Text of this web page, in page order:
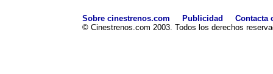
Sobre cinestrenos.com Publicidad
Contacta
© Cinestrenos.com 2003. Todos los derechos